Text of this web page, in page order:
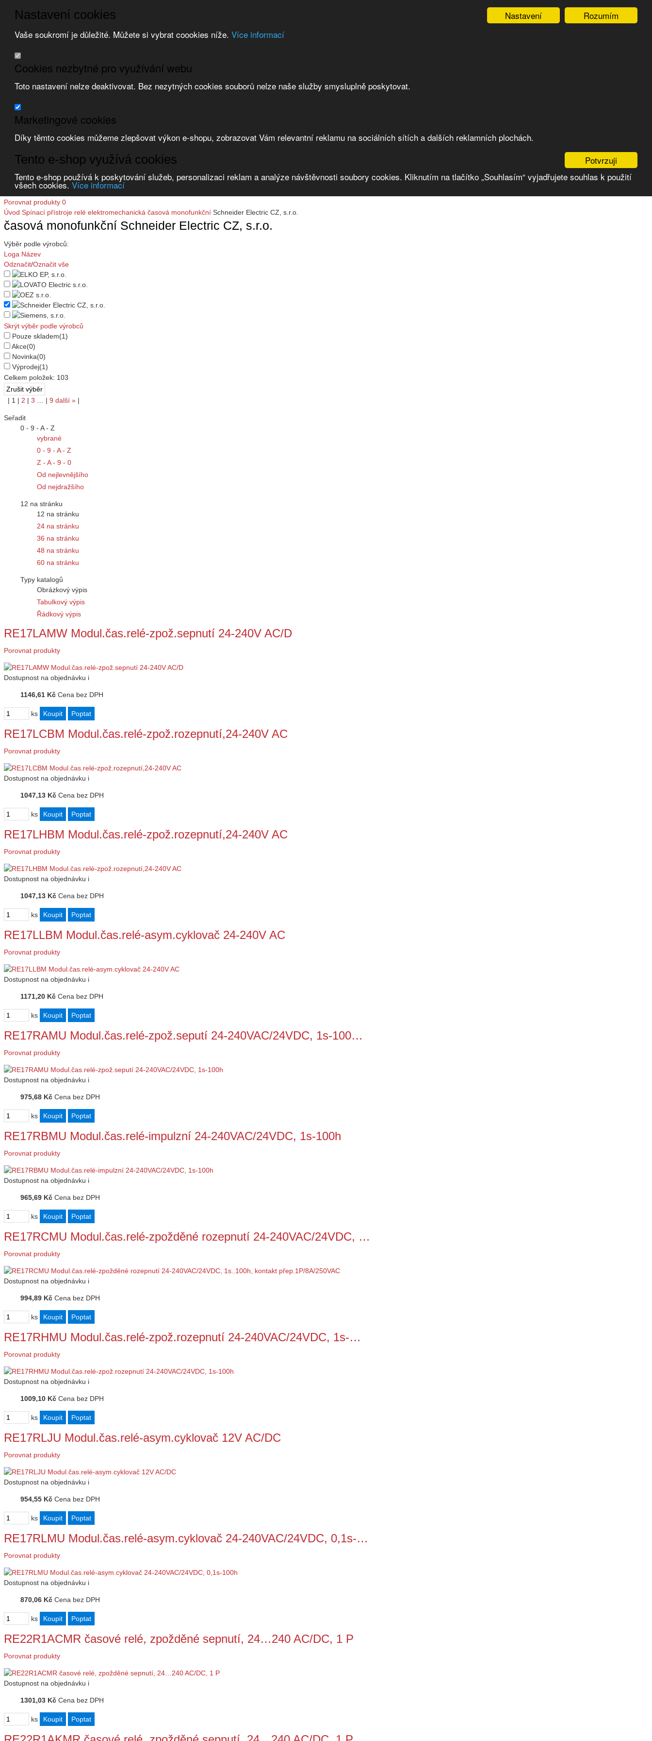
Rozumím
Nastavení
Nastavení cookies
Vaše soukromí je důležité. Můžete si vybrat coookies níže. Více informací
Cookies nezbytné pro využívání webu
Toto nastavení nelze deaktivovat. Bez nezytných cookies souborů nelze naše služby smysluplně poskytovat.
Marketingové cookies
Díky těmto cookies můžeme zlepšovat výkon e-shopu, zobrazovat Vám relevantní reklamu na sociálních sítích a dalších reklamních plochách.
Potvrzuji
Tento e-shop využívá cookies
Tento e-shop používá k poskytování služeb, personalizaci reklam a analýze návštěvnosti soubory cookies. Kliknutím na tlačítko „Souhlasím“ vyjadřujete souhlas k použití
všech cookies. Více informací
Přeskočit na hlavní obsah Přeskočit na doplňující obsah
Obchodní podmínky
Registrace
Zvolte měnu:
Porovnat produkty 0
Úvod Spínací přístroje relé elektromechanická časová monofunkční Schneider Electric CZ, s.r.o.
časová monofunkční Schneider Electric CZ, s.r.o.
Výběr podle výrobců:
Loga Název
Odznačit/Označit vše
Skrýt výběr podle výrobců
Pouze skladem(1)
Akce(0)
Novinka(0)
Výprodej(1)
Celkem položek: 103
| 1 | 2 | 3 … | 9 další » |
Seřadit
0 - 9 - A - Z
vybrané
0 - 9 - A - Z
Z - A - 9 - 0
Od nejlevnějšího
Od nejdražšího
12 na stránku
12 na stránku
24 na stránku
36 na stránku
48 na stránku
60 na stránku
Typy katalogů
Obrázkový výpis
Tabulkový výpis
Řádkový výpis
RE17LAMW Modul.čas.relé-zpož.sepnutí 24-240V AC/D
Porovnat produkty
Dostupnost na objednávku i
1146,61 Kč Cena bez DPH
ks
RE17LCBM Modul.čas.relé-zpož.rozepnutí,24-240V AC
Porovnat produkty
Dostupnost na objednávku i
1047,13 Kč Cena bez DPH
ks
RE17LHBM Modul.čas.relé-zpož.rozepnutí,24-240V AC
Porovnat produkty
Dostupnost na objednávku i
1047,13 Kč Cena bez DPH
ks
RE17LLBM Modul.čas.relé-asym.cyklovač 24-240V AC
Porovnat produkty
Dostupnost na objednávku i
1171,20 Kč Cena bez DPH
ks
RE17RAMU Modul.čas.relé-zpož.seputí 24-240VAC/24VDC, 1s-100…
Porovnat produkty
Dostupnost na objednávku i
975,68 Kč Cena bez DPH
ks
RE17RBMU Modul.čas.relé-impulzní 24-240VAC/24VDC, 1s-100h
Porovnat produkty
Dostupnost na objednávku i
965,69 Kč Cena bez DPH
ks
RE17RCMU Modul.čas.relé-zpožděné rozepnutí 24-240VAC/24VDC, …
Porovnat produkty
Dostupnost na objednávku i
994,89 Kč Cena bez DPH
ks
RE17RHMU Modul.čas.relé-zpož.rozepnutí 24-240VAC/24VDC, 1s-…
Porovnat produkty
Dostupnost na objednávku i
1009,10 Kč Cena bez DPH
ks
RE17RLJU Modul.čas.relé-asym.cyklovač 12V AC/DC
Porovnat produkty
Dostupnost na objednávku i
954,55 Kč Cena bez DPH
ks
RE17RLMU Modul.čas.relé-asym.cyklovač 24-240VAC/24VDC, 0,1s-…
Porovnat produkty
Dostupnost na objednávku i
870,06 Kč Cena bez DPH
ks
RE22R1ACMR časové relé, zpožděné sepnutí, 24…240 AC/DC, 1 P
Porovnat produkty
Dostupnost na objednávku i
1301,03 Kč Cena bez DPH
ks